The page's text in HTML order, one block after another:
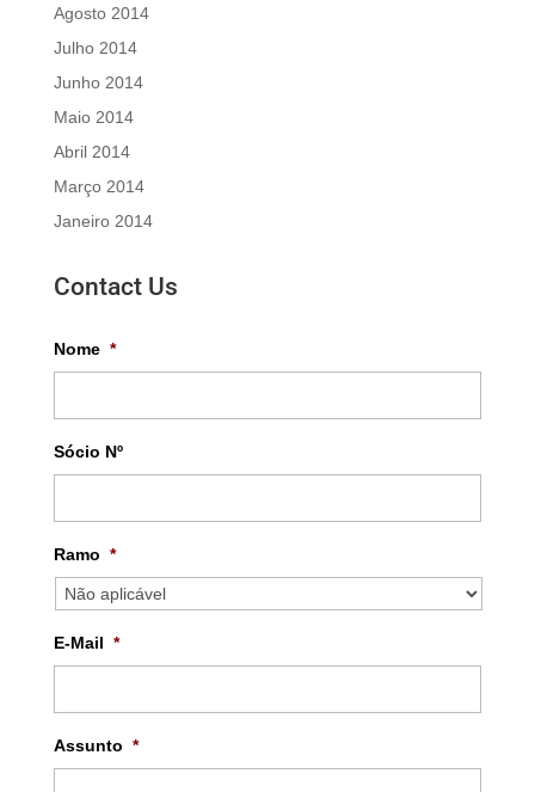
Agosto 2014
Julho 2014
Junho 2014
Maio 2014
Abril 2014
Março 2014
Janeiro 2014
Contact Us
Nome *
Sócio Nº
Ramo *
E-Mail *
Assunto *